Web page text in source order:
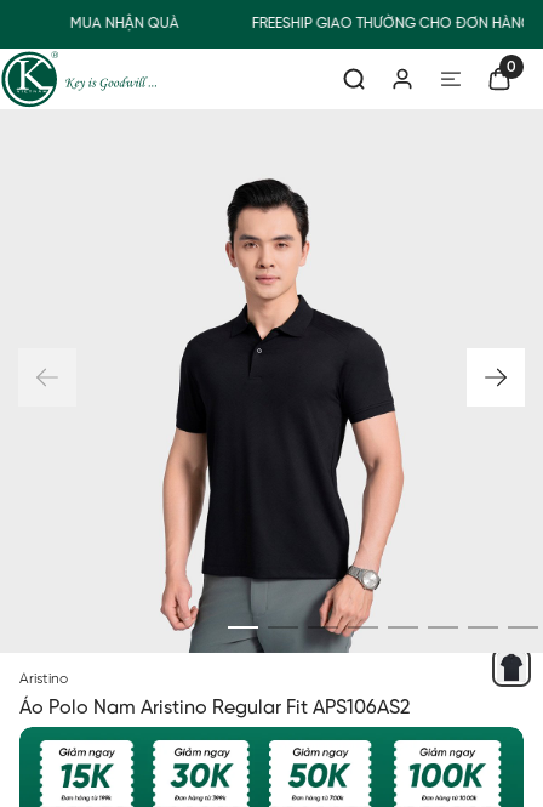
MUA NHẬN QUÀ FREESHIP GIAO THƯỜNG CHO ĐƠN HÀNG
0
Aristino
Áo Polo Nam Aristino Regular Fit APS106AS2
ĐEN 01 JACQUARD HỌA TIẾT